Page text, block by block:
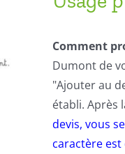
Comment
Dumont de
"Ajouter au
établi. Après
devis, vous
caractère